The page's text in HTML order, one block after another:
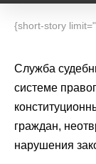
{short-story
Служба
системе
граждан,
нарушения